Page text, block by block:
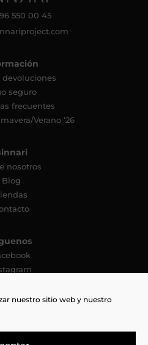
nuestro sitio web y nuestro
550 00 45
devoluciones
seguro
frecuentes
Verano ’26
nosotros
Blog